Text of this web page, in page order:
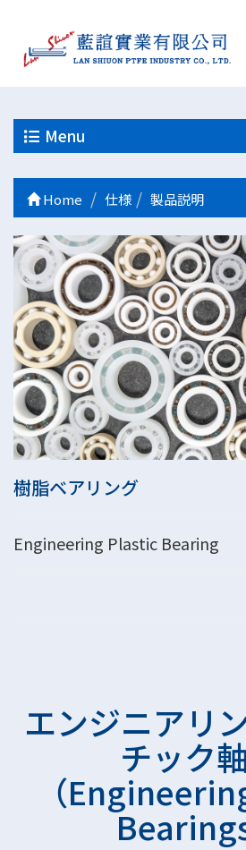
Menu
Home 仕様 製品説明
樹脂ベアリング
Engineering Plastic Bearing
エンジニアリ
チック
（
Bearings